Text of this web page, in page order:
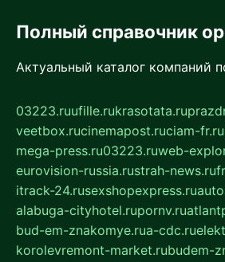
Полный справочник
Актуальный каталог компаний
03223.ruufille.rukrasotata.ru
veetbox.rucinemapost.ruciam-fr.ru
mega-press.ru03223.ruweb-
eurovision-russia.rustrah-news.ru
itrack-24.rusexshopexpress.ru
alabuga-cityhotel.rupornv.ru
bud-em-znakomye.rua-cdc.ru
korolevremont-market.rubudem-